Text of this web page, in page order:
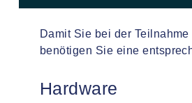
Damit Sie bei der
benötigen Sie eine
Hardware